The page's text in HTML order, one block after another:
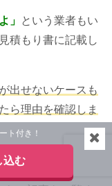
」 という業者もい
積もり書に記載し
出せないケースも
ら理由を確認しま
ト付き！
込む